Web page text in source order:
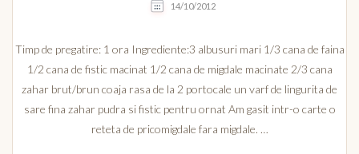
14/10/2012
Timp de pregatire: 1 ora Ingrediente:3 albusuri mari 1/3 cana de faina
1/2 cana de fistic macinat 1/2 cana de migdale macinate 2/3 cana
zahar brut/brun coaja rasa de la 2 portocale un varf de lingurita de
sare fina zahar pudra si fistic pentru ornat Am gasit intr-o carte o
reteta de pricomigdale fara migdale. …